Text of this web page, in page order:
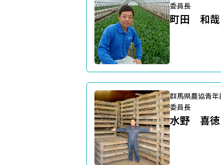
委員長
町田 和哉
群馬県農協青
委員長
水野 喜徳